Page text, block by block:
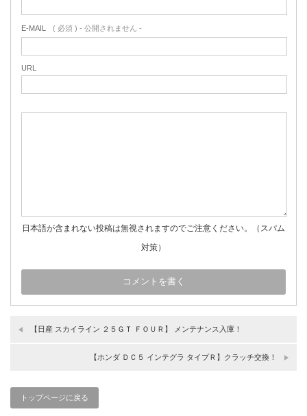
E-MAIL ( 必須 ) - 公開されません -
URL
日本語が含まれない投稿は無視されますのでご注意ください。（スパム
対策）
【日産 スカイライン ２５ＧＴ ＦＯＵＲ】 メンテナンス入庫！
【ホンダ ＤＣ５ インテグラ タイプＲ】クラッチ交換！
トップページに戻る